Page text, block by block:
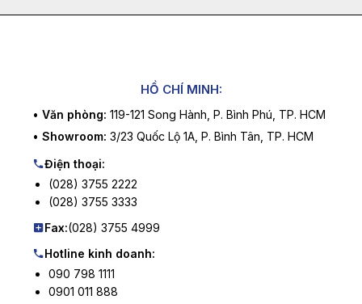
HỒ CHÍ MINH:
• Văn phòng: 119-121 Song Hành, P. Bình Phú, TP. HCM
• Showroom: 3/23 Quốc Lộ 1A, P. Bình Tân, TP. HCM
Điện thoại:
(028) 3755 2222
(028) 3755 3333
Fax:(028) 3755 4999
Hotline kinh doanh:
090 798 1111
0901 011 888